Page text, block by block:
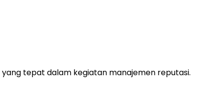
yang tepat dalam kegiatan manajemen reputasi.